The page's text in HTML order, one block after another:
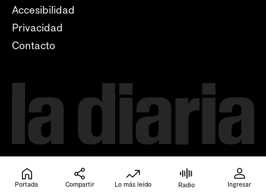
Accesibilidad
Privacidad
Contacto
Portada Compartir Lo más leído Radio Ingresar